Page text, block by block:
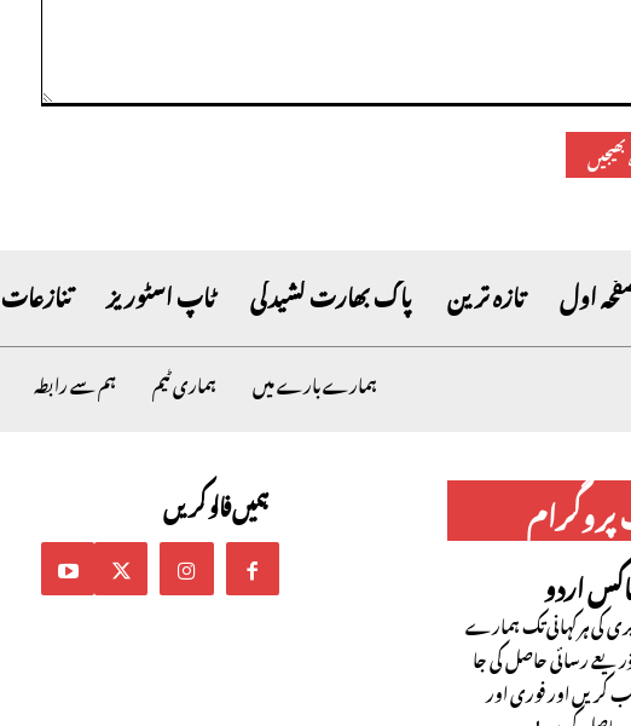
اول تازہ ترین پاک بھارت کشیدگی ٹاپ اسٹوریز تنازعات
ہمارے بارے میں ہماری ٹیم ہم سے رابطہ
ہمیں فالو کریں
اردو
کی ہر کہانی تک ہمارے
رسائی حاصل کی جا
کریں اور فوری اور